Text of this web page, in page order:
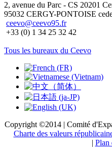
2, avenue du Parc - CS 20201
95032 CERGY-PONTOISE
ceevo@ceevo95.fr
+33 (0) 1 34 25 32 42
Tous les bureaux du Ceevo
Copyright ©2014 | Comité
Charte des valeurs
| Plan